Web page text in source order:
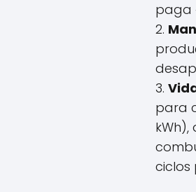
paga
2.
3.
para
ciclos